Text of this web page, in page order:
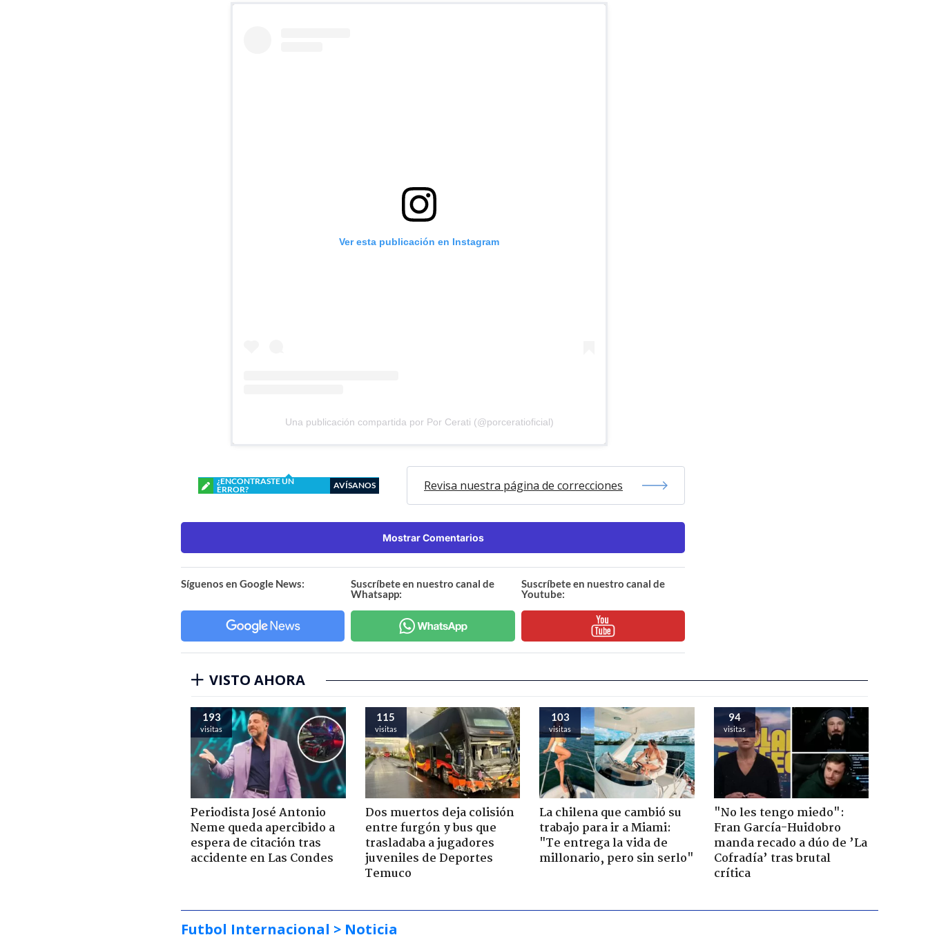
Ver esta publicación en Instagram
Una publicación compartida por Por Cerati (@porceratioficial)
¿ENCONTRASTE UN
ERROR?
AVÍSANOS Revisa nuestra página de correcciones
Mostrar Comentarios
Síguenos en Google News:
Suscríbete en nuestro canal de
Whatsapp:
Suscríbete en nuestro canal de
Youtube:
VISTO AHORA
193
visitas
Periodista José Antonio
Neme queda apercibido a
espera de citación tras
accidente en Las Condes
115
visitas
Dos muertos deja colisión
entre furgón y bus que
trasladaba a jugadores
juveniles de Deportes
Temuco
103
visitas
La chilena que cambió su
trabajo para ir a Miami:
"Te entrega la vida de
millonario, pero sin serlo"
94
visitas
"No les tengo miedo":
Fran García-Huidobro
manda recado a dúo de ’La
Cofradía’ tras brutal
crítica
Futbol Internacional > Noticia